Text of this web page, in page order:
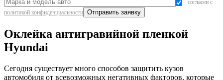
согласен с
политикой конфиденциальности
Оклейка антигравийной пленкой
Hyundai
Сегодня существует много способов защитить кузов
автомобиля от всевозможных негативных факторов, которые